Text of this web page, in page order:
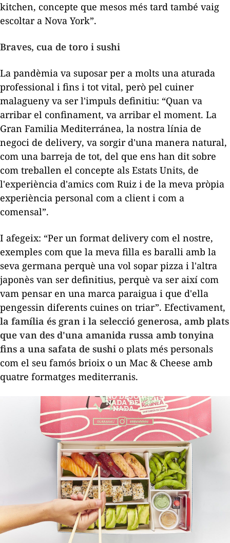
kitchen, concepte que mesos més tard també vaig
escoltar a Nova York”.
Braves, cua de toro i sushi
La pandèmia va suposar per a molts una aturada
professional i fins i tot vital, però pel cuiner
malagueny va ser l'impuls definitiu: “Quan va
arribar el confinament, va arribar el moment. La
Gran Familia Mediterránea, la nostra línia de
negoci de delivery, va sorgir d'una manera natural,
com una barreja de tot, del que ens han dit sobre
com treballen el concepte als Estats Units, de
l'experiència d'amics com Ruiz i de la meva pròpia
experiència personal com a client i com a
comensal”.
I afegeix: “Per un format deliverycom el nostre,
exemples com que la meva filla es baralli amb la
seva germana perquè una vol sopar pizza i l'altra
japonès van ser definitius, perquè va ser així com
vam pensar en una marca paraigua i que d'ella
pengessin diferents cuines on triar”. Efectivament,
la família és gran i la selecció generosa, amb plats
que van des d'una amanida russa amb tonyina
fins a una safata de sushi o plats més personals
com el seu famós brioix o un Mac & Cheese amb
quatre formatges mediterranis.